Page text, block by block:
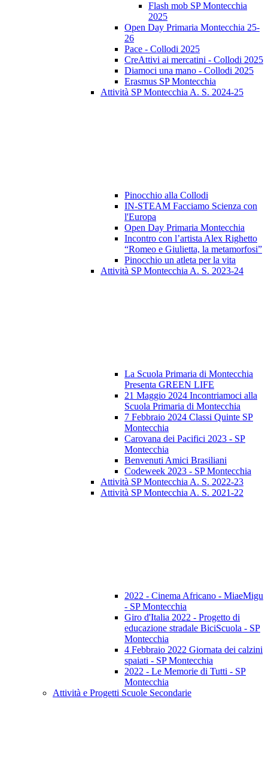
Flash mob SP Montecchia
2025
Open Day Primaria Montecchia 25-
26
Pace - Collodi 2025
CreAttivi ai mercatini - Collodi 2025
Diamoci una mano - Collodi 2025
Erasmus SP Montecchia
Attività SP Montecchia A. S. 2024-25
Pinocchio alla Collodi
IN-STEAM Facciamo Scienza con
l'Europa
Open Day Primaria Montecchia
Incontro con l’artista Alex Righetto
“Romeo e Giulietta, la metamorfosi”
Pinocchio un atleta per la vita
Attività SP Montecchia A. S. 2023-24
La Scuola Primaria di Montecchia
Presenta GREEN LIFE
21 Maggio 2024 Incontriamoci alla
Scuola Primaria di Montecchia
7 Febbraio 2024 Classi Quinte SP
Montecchia
Carovana dei Pacifici 2023 - SP
Montecchia
Benvenuti Amici Brasiliani
Codeweek 2023 - SP Montecchia
Attività SP Montecchia A. S. 2022-23
Attività SP Montecchia A. S. 2021-22
2022 - Cinema Africano - MiaeMigu
- SP Montecchia
Giro d'Italia 2022 - Progetto di
educazione stradale BiciScuola - SP
Montecchia
4 Febbraio 2022 Giornata dei calzini
spaiati - SP Montecchia
2022 - Le Memorie di Tutti - SP
Montecchia
Attività e Progetti Scuole Secondarie